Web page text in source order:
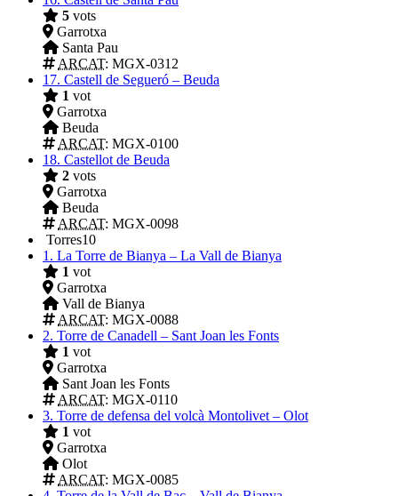
5 vots
Garrotxa
Santa Pau
ARCAT: MGX-0312
17. Castell de Segueró – Beuda
1 vot
Garrotxa
Beuda
ARCAT: MGX-0100
18. Castellot de Beuda
2 vots
Garrotxa
Beuda
ARCAT: MGX-0098
Torres10
1. La Torre de Bianya – La Vall de Bianya
1 vot
Garrotxa
Vall de Bianya
ARCAT: MGX-0088
2. Torre de Canadell – Sant Joan les Fonts
1 vot
Garrotxa
Sant Joan les Fonts
ARCAT: MGX-0110
3. Torre de defensa del volcà Montolivet – Olot
1 vot
Garrotxa
Olot
ARCAT: MGX-0085